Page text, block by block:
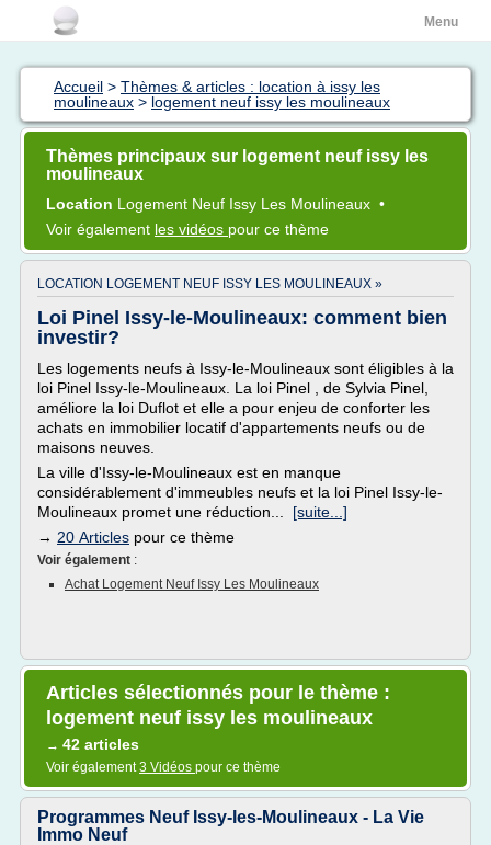
Menu
Accueil > Thèmes & articles : location à issy les
moulineaux > logement neuf issy les moulineaux
Thèmes principaux sur logement neuf issy les
moulineaux
Location Logement Neuf Issy Les Moulineaux •
Voir également les vidéos pour ce thème
LOCATION LOGEMENT NEUF ISSY LES MOULINEAUX »
Loi Pinel Issy-le-Moulineaux: comment bien
investir?
Les logements neufs à Issy-le-Moulineaux sont éligibles à la
loi Pinel Issy-le-Moulineaux. La loi Pinel , de Sylvia Pinel,
améliore la loi Duflot et elle a pour enjeu de conforter les
achats en immobilier locatif d'appartements neufs ou de
maisons neuves.
La ville d'Issy-le-Moulineaux est en manque
considérablement d'immeubles neufs et la loi Pinel Issy-le-
Moulineaux promet une réduction... [suite...]
→ 20 Articles pour ce thème
Voir également :
Achat Logement Neuf Issy Les Moulineaux
Articles sélectionnés pour le thème :
logement neuf issy les moulineaux
→ 42 articles
Voir également3 Vidéos pour ce thème
Programmes Neuf Issy-les-Moulineaux - La Vie
Immo Neuf